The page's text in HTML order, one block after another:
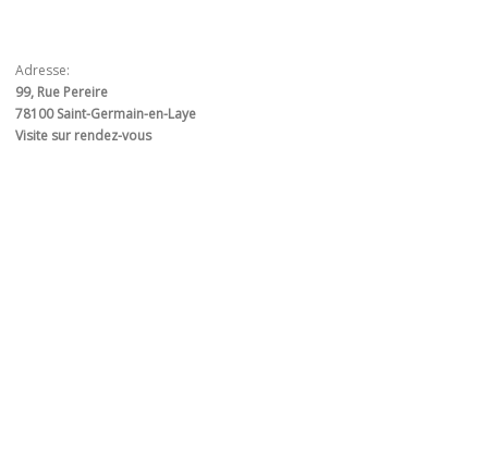
Adresse:
99, Rue Pereire
78100 Saint-Germain-en-Laye
Visite sur rendez-vous